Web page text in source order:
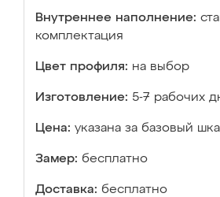
Внутреннее наполнение:
комплектация
Цвет профиля: на выбор
Изготовление: 5-7 рабочих
Цена: указана за базовый
Замер: бесплатно
Доставка: бесплатно